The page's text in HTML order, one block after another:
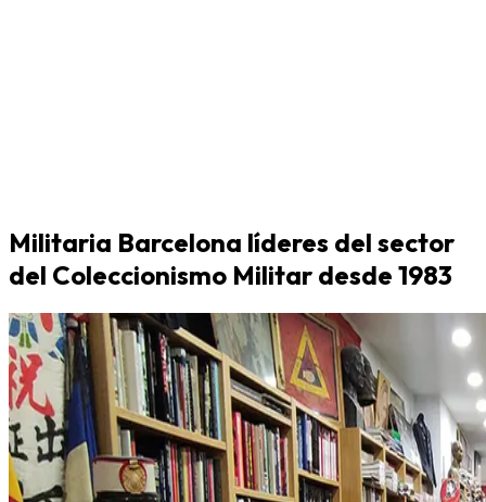
Militaria Barcelona líderes del sector
del Coleccionismo Militar desde 1983